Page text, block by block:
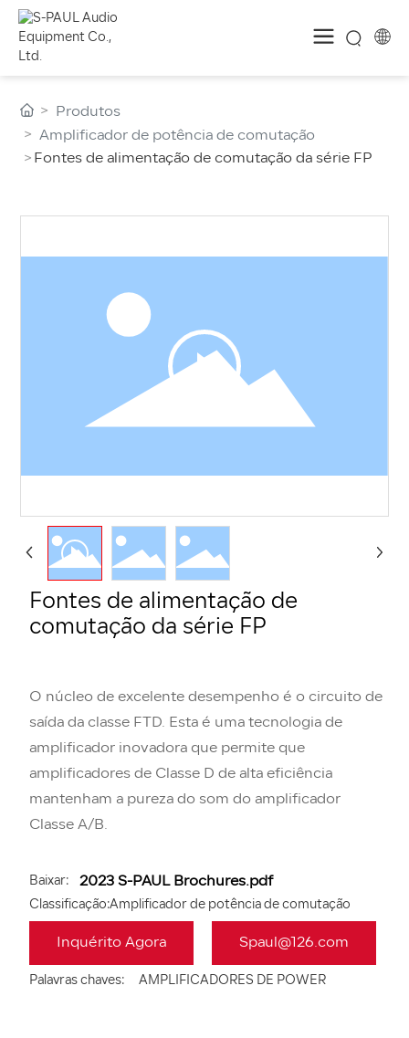
Produtos
Amplificador de potência de comutação
Fontes de alimentação de comutação da série FP
Fontes de alimentação de
comutação da série FP
O núcleo de excelente desempenho é o circuito de
saída da classe FTD. Esta é uma tecnologia de
amplificador inovadora que permite que
amplificadores de Classe D de alta eficiência
mantenham a pureza do som do amplificador
Baixar: 2023 S-PAUL Brochures.pdf
Classificação:Amplificador de potência de comutação
Inquérito Agora Spaul@126.com
Palavras chaves: AMPLIFICADORES DE POWER